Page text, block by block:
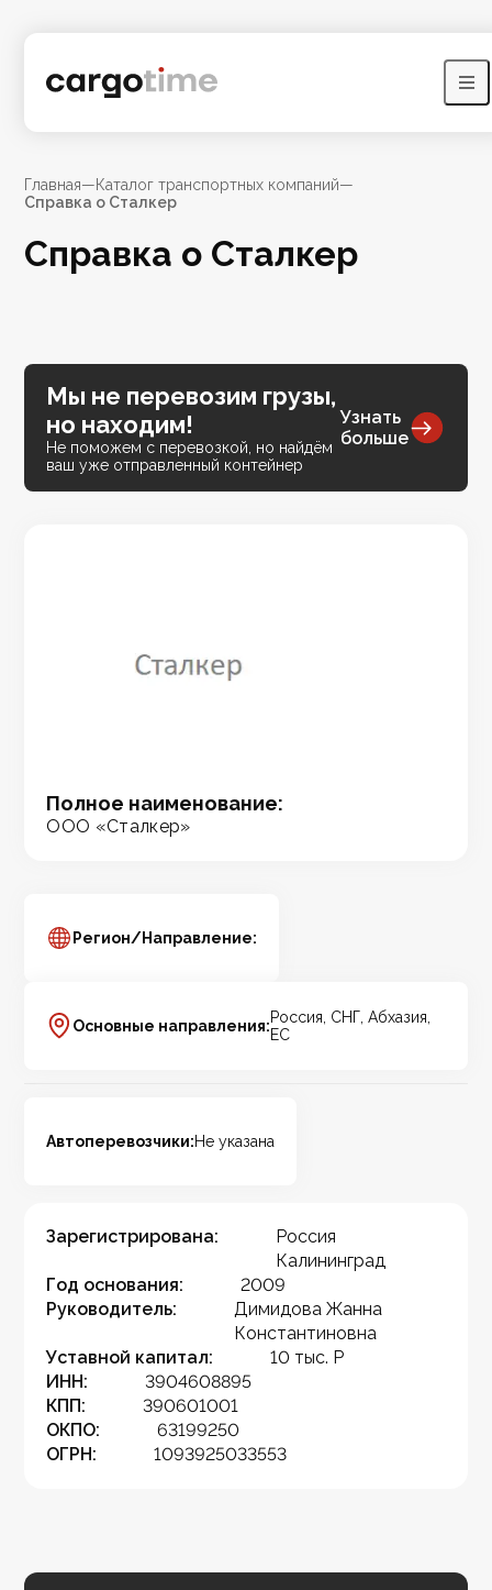
Главная—Каталог транспортных компаний—
Справка о Сталкер
Справка о Сталкер
Полное наименование:
ООО «Сталкер»
Мы не перевозим грузы,
но находим!
Не поможем с перевозкой, но найдём
ваш уже отправленный контейнер
Узнать
больше
Регион/Направление:
Основные направления:Россия, СНГ, Абхазия,
ЕС
Автоперевозчики:Не указана
Зарегистрирована:
Россия
Калининград
Год основания:
2009
Руководитель:
Димидова Жанна
Константиновна
Уставной капитал:
10 тыс. Р
ИНН:
3904608895
КПП:
390601001
ОКПО:
63199250
ОГРН:
1093925033553